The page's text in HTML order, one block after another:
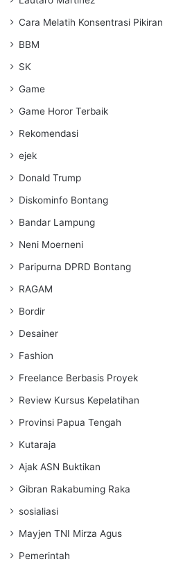
Cara Melatih Konsentrasi Pikiran
BBM
SK
Game
Game Horor Terbaik
Rekomendasi
ejek
Donald Trump
Diskominfo Bontang
Bandar Lampung
Neni Moerneni
Paripurna DPRD Bontang
RAGAM
Bordir
Desainer
Fashion
Freelance Berbasis Proyek
Review Kursus Kepelatihan
Provinsi Papua Tengah
Kutaraja
Ajak ASN Buktikan
Gibran Rakabuming Raka
sosialiasi
Mayjen TNI Mirza Agus
Pemerintah